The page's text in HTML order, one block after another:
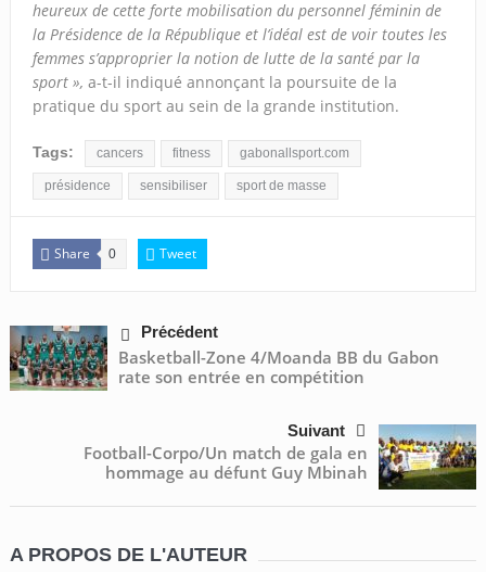
heureux de cette forte mobilisation du personnel féminin de
la Présidence de la République et l’idéal est de voir toutes les
femmes s’approprier la notion de lutte de la santé par la
sport », a-t-il indiqué annonçant la poursuite de la
pratique du sport au sein de la grande institution.
Tags: cancers fitness gabonallsport.com
présidence sensibiliser sport de masse
Share 0 Tweet
Précédent
Basketball-Zone 4/Moanda BB du Gabon
rate son entrée en compétition
Suivant
Football-Corpo/Un match de gala en
hommage au défunt Guy Mbinah
A PROPOS DE L'AUTEUR